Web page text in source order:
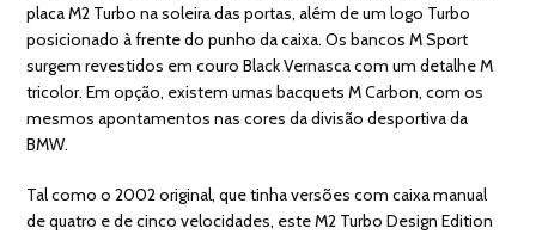
placa M2 Turbo na soleira das portas, além de um logo Turbo
posicionado à frente do punho da caixa. Os bancos M Sport
surgem revestidos em couro Black Vernasca com um detalhe M
tricolor. Em opção, existem umas bacquets M Carbon, com os
mesmos apontamentos nas cores da divisão desportiva da
BMW.
Tal como o 2002 original, que tinha versões com caixa manual
de quatro e de cinco velocidades, este M2 Turbo Design Edition